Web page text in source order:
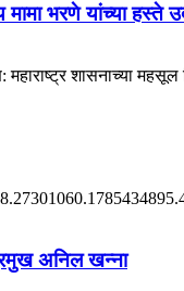
भरणे यांच्या हस्ते
शासनाच्या महसूल
प्रमुख अनिल खन्ना